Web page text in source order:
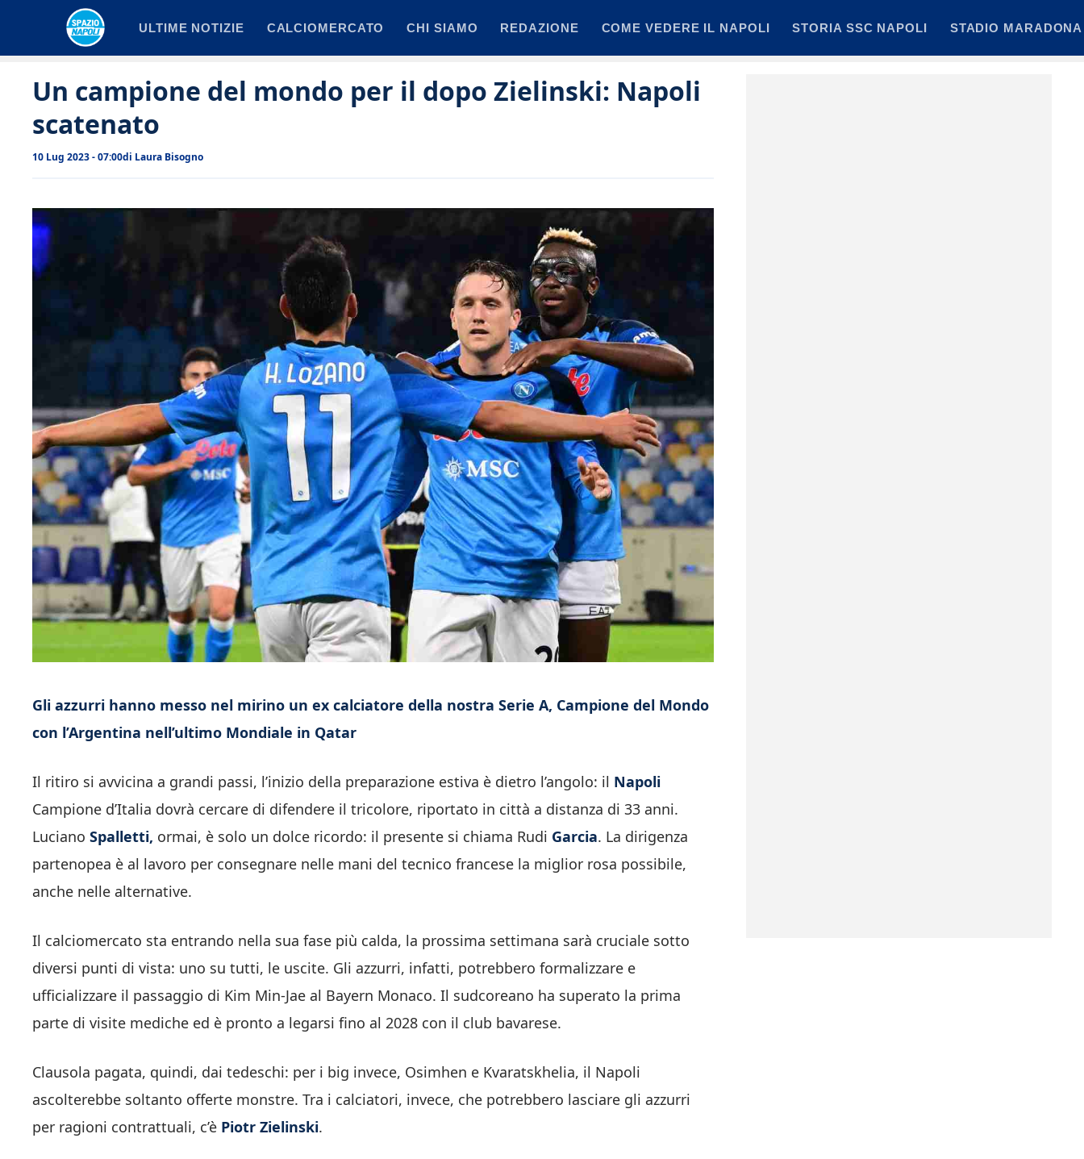
ULTIME NOTIZIE CALCIOMERCATO CHI SIAMO REDAZIONE COME VEDERE IL NAPOLI STORIA SSC NAPOLI STADIO MARADONA
Un campione del mondo per il dopo Zielinski: Napoli
scatenato
10 Lug 2023 - 07:00di Laura Bisogno
Gli azzurri hanno messo nel mirino un ex calciatore della nostra Serie A, Campione del Mondo
con l’Argentina nell’ultimo Mondiale in Qatar
Il ritiro si avvicina a grandi passi, l’inizio della preparazione estiva è dietro l’angolo: il Napoli
Campione d’Italia dovrà cercare di difendere il tricolore, riportato in città a distanza di 33 anni.
Luciano Spalletti, ormai, è solo un dolce ricordo: il presente si chiama Rudi Garcia. La dirigenza
partenopea è al lavoro per consegnare nelle mani del tecnico francese la miglior rosa possibile,
anche nelle alternative.
Il calciomercato sta entrando nella sua fase più calda, la prossima settimana sarà cruciale sotto
diversi punti di vista: uno su tutti, le uscite. Gli azzurri, infatti, potrebbero formalizzare e
ufficializzare il passaggio di Kim Min-Jae al Bayern Monaco. Il sudcoreano ha superato la prima
parte di visite mediche ed è pronto a legarsi fino al 2028 con il club bavarese.
Clausola pagata, quindi, dai tedeschi: per i big invece, Osimhen e Kvaratskhelia, il Napoli
ascolterebbe soltanto offerte monstre. Tra i calciatori, invece, che potrebbero lasciare gli azzurri
per ragioni contrattuali, c’è Piotr Zielinski.